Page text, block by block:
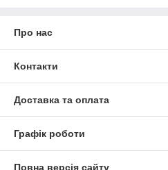
Про нас
Контакти
Доставка та оплата
Графік роботи
Повна версія сайту